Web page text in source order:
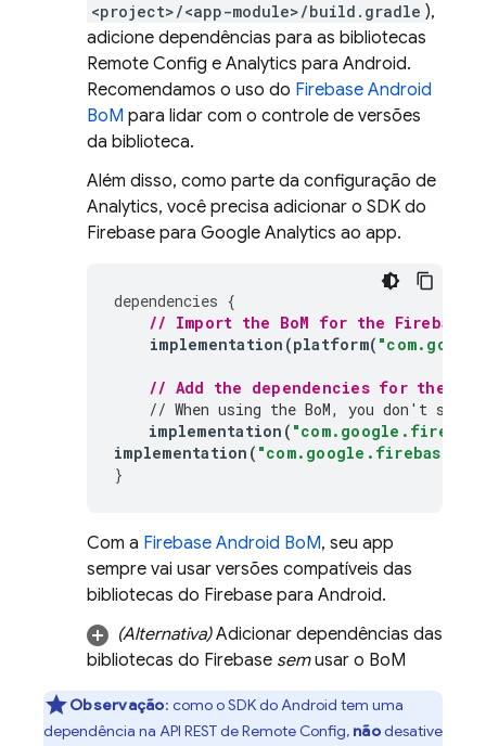
<project>/<app-module>/build.gradle ),
adicione dependências para as bibliotecas
Remote Config e Analytics para Android.
Recomendamos o uso do Firebase Android
BoM para lidar com o controle de versões
da biblioteca.
Além disso, como parte da configuração de
Analytics, você precisa adicionar o SDK do
Firebase para Google Analytics ao app.
dependencies {
// Import the BoM for the Firebase
implementation (platform(
// Add the dependencies for the
// When using the BoM, you don't
implementation (
implementation (
}
Com a Firebase Android BoM, seu app
sempre vai usar versões compatíveis das
bibliotecas do Firebase para Android.
(Alternativa)Adicionar dependências das
bibliotecas do Firebase semusar o BoM
Observação: como o SDK do Android tem uma
dependência na API REST deRemote Config, nãodesative